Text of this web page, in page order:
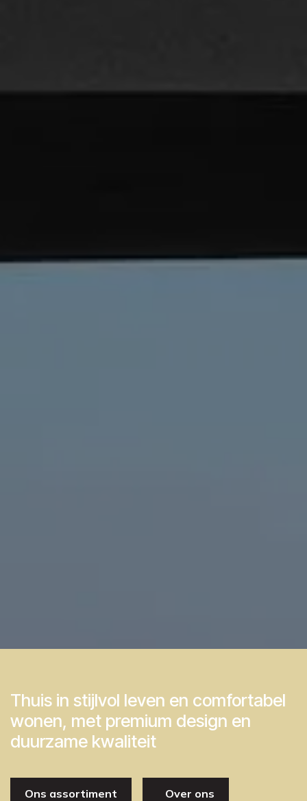
Thuis in stijlvol leven en comfortabel
wonen, met premium design en
duurzame kwaliteit
Ons assortiment Over ons